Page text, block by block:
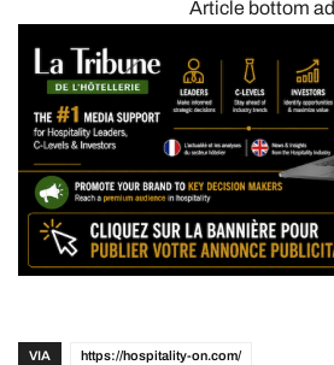
Article bottom
VIA https://hospitality-on.com/